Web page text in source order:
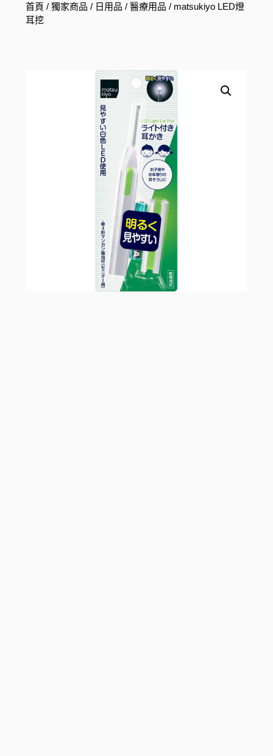
首頁 /獨家商品 / 日用品 /醫療用品 / matsukiyo LED燈
耳挖